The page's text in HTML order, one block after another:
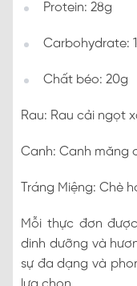
Protein: 28g
Carbohydrate:
Chất béo: 20g
Rau: Rau cải ngọt
Canh: Canh măng
Tráng Miệng: Chè
Mỗi thực đơn
dinh dưỡng và
sự đa dạng và